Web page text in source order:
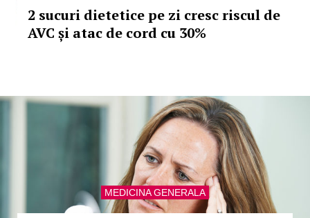
2 sucuri dietetice pe zi cresc riscul de
AVC și atac de cord cu 30%
MEDICINA GENERALA